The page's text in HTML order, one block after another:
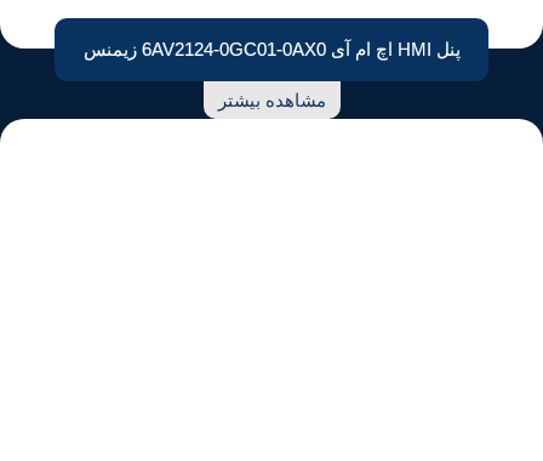
پنل HMI اچ ام آی 6AV2124-0GC01-0AX0 زیمنس
مشاهده بیشتر